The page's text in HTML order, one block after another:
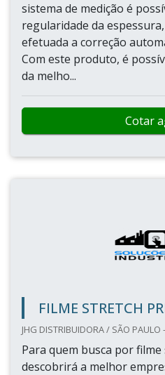
sistema de medição é
regularidade da
efetuada a correção
Com este produto, é
da melho...
Cotar
FILME STRETCH
JHG DISTRIBUIDORA / SÃO PAULO
Para quem busca por
descobrirá a melhor